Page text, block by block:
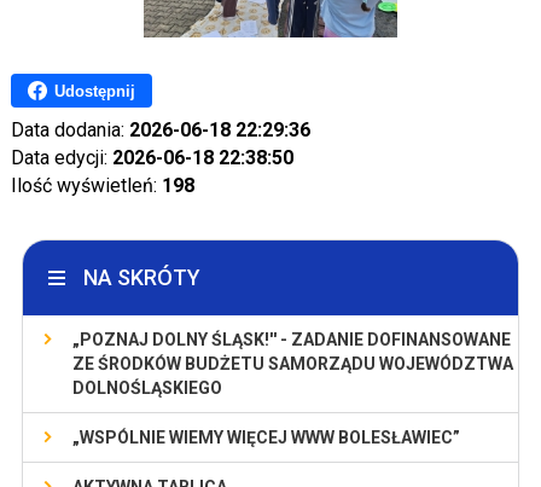
Udostępnij
Data dodania: 2026-06-18 22:29:36
Data edycji: 2026-06-18 22:38:50
Ilość wyświetleń: 198
NA SKRÓTY
„POZNAJ DOLNY ŚLĄSK!'' - ZADANIE DOFINANSOWANE
ZE ŚRODKÓW BUDŻETU SAMORZĄDU WOJEWÓDZTWA
DOLNOŚLĄSKIEGO
„WSPÓLNIE WIEMY WIĘCEJ WWW BOLESŁAWIEC”